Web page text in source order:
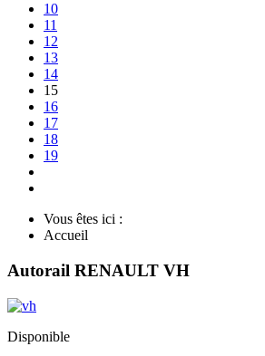
10
11
12
13
14
15
16
17
18
19
Vous êtes ici :
Accueil
Autorail RENAULT VH
Disponible